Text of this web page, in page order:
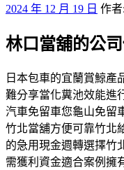
容
發
於
2024 年 12 月 19 日 作者:
林口當舖的公
日本包車的宜蘭賞鯨產
難分享當化糞池效能進
汽車免留車您龜山免留
竹北當舖方便可靠竹北
的急用現金週轉選擇竹
需獲利資金適合案例擁